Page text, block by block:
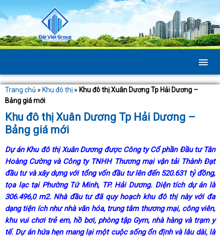
Trang chủ » Khu đô thị » Khu đô thị Xuân Dương Tp Hải Dương –
Bảng giá mới
Khu đô thị Xuân Dương Tp Hải Dương –
Bảng giá mới
Dự ánKhu đô thị Xuân Dươngđược Công ty Cổ phần Đầu tư Tân
Hoàng Cường và Công ty TNHH Thương mại vận tải Thành Đạt
đầu tư và xây dựng với tổng vốn đầu tư lên đến 520.631 tỷ đồng,
tọa lạc tại Phường Tứ Minh, TP. Hải Dương. Diện tích dự án là
306.496,0 m2. Nhà đầu tư đã quy hoạch khu đô thị này với đa
dạng tiện ích như nhà văn hóa, trung tâm thương mại, công viên,
khu vui chơi trẻ em, hồ bơi, phòng tập Gym, nhà hàng và trạm y
tế. Dự án hứa hẹn mang lại một cuộc sống ổn định và lâu dài, là